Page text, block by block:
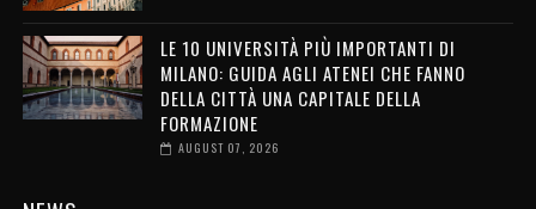
LE 10 UNIVERSITÀ PIÙ IMPORTANTI DI
MILANO: GUIDA AGLI ATENEI CHE FANNO
DELLA CITTÀ UNA CAPITALE DELLA
FORMAZIONE
AUGUST 07, 2026